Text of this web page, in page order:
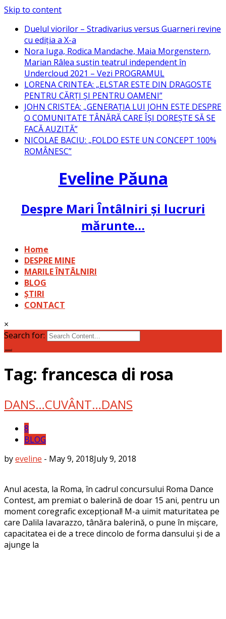
Skip to content
Duelul viorilor – Stradivarius versus Guarneri revine
cu ediția a X-a
Nora Iuga, Rodica Mandache, Maia Morgenstern,
Marian Râlea susțin teatrul independent în
Undercloud 2021 – Vezi PROGRAMUL
LORENA CRINTEA: „ELSTAR ESTE DIN DRAGOSTE
PENTRU CĂRȚI ȘI PENTRU OAMENI”
JOHN CRISTEA: „GENERAȚIA LUI JOHN ESTE DESPRE
O COMUNITATE TÂNĂRĂ CARE ÎȘI DOREȘTE SĂ SE
FACĂ AUZITĂ”
NICOLAE BACIU: „FOLDO ESTE UN CONCEPT 100%
ROMÂNESC”
Eveline Păuna
Despre Mari Întâlniri și lucruri
mărunte…
Home
DESPRE MINE
MARILE ÎNTÂLNIRI
BLOG
ȘTIRI
CONTACT
×
Search for:
Tag: francesca di rosa
DANS…CUVÂNT…DANS
8
BLOG
byeveline - May 9, 2018July 9, 2018
Anul acesta, la Roma, în cadrul concursului Roma Dance
Contest, am premiat o balerină de doar 15 ani, pentru un
moment coregrafic excepțional! M-a uimit maturitatea pe
care Dalila Iavarazzo, tânăra balerină, o pune în mișcare,
capacitatea ei de a trece dincolo de forma dansului și de a
ajunge la